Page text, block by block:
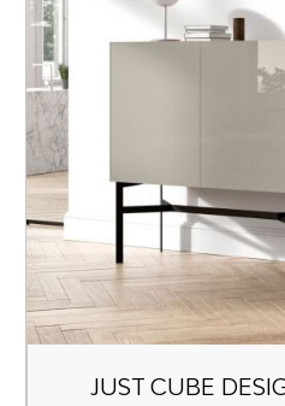
JUST CUBE